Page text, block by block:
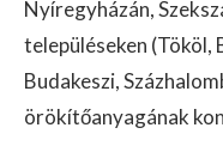
Nyíregyházán,
településeken (Tököl,
Budakeszi,
örökítőanyagának